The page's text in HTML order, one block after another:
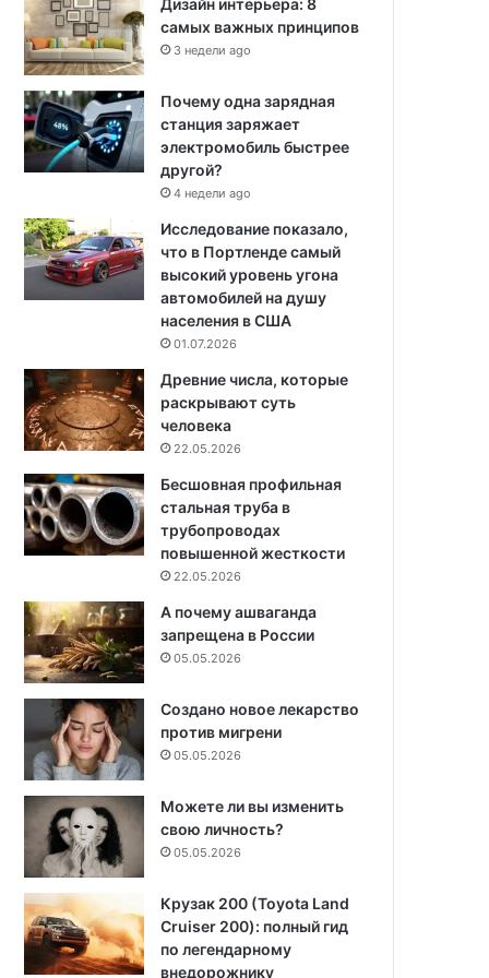
Дизайн интерьера: 8
самых важных принципов
3 недели ago
Почему одна зарядная
станция заряжает
электромобиль быстрее
другой?
4 недели ago
Исследование показало,
что в Портленде самый
высокий уровень угона
автомобилей на душу
населения в США
01.07.2026
Древние числа, которые
раскрывают суть
человека
22.05.2026
Бесшовная профильная
стальная труба в
трубопроводах
повышенной жесткости
22.05.2026
А почему ашваганда
запрещена в России
05.05.2026
Создано новое лекарство
против мигрени
05.05.2026
Можете ли вы изменить
свою личность?
05.05.2026
Крузак 200 (Toyota Land
Cruiser 200): полный гид
по легендарному
внедорожнику